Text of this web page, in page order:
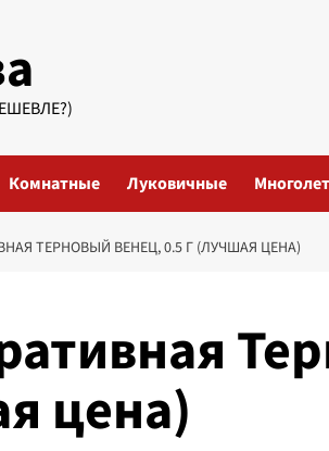
Комнатные Луковичные
ТЕРНОВЫЙ ВЕНЕЦ, 0.5 Г (ЛУЧШАЯ ЦЕНА)
цена)